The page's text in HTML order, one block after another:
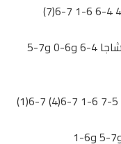
ضد رومان أندريس بوروتشاجا 4-6 و6-0 و7-5